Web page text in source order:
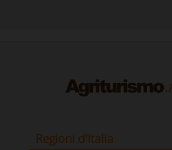
Regioni d'Italia